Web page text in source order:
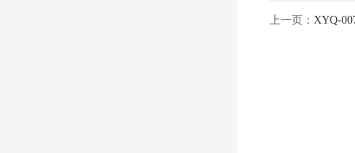
上一页： XYQ-